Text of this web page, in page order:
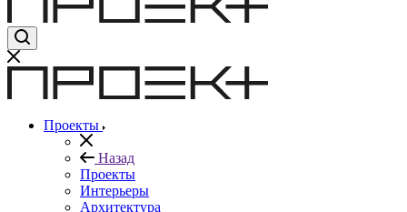
Проекты
Назад
Проекты
Интерьеры
Архитектура